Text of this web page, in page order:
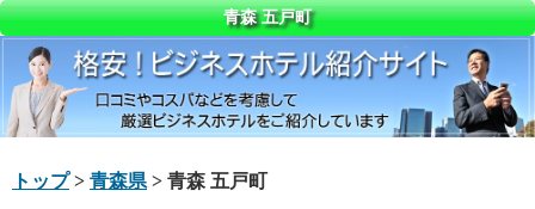
青森 五戸町
トップ> 青森県 > 青森 五戸町